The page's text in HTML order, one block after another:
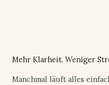
Mehr Klarheit. Weniger
Manchmal läuft alles